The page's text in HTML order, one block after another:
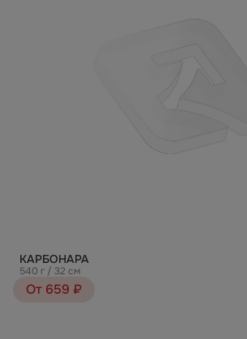
КАРБОНАРА
540 г / 32 см
От 659 ₽